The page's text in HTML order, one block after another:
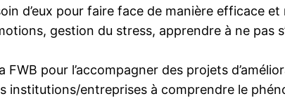
d’eux pour faire face de manière efficace
gestion du stress, apprendre à ne pas
FWB pour l’accompagner des projets
institutions/entreprises à comprendre le